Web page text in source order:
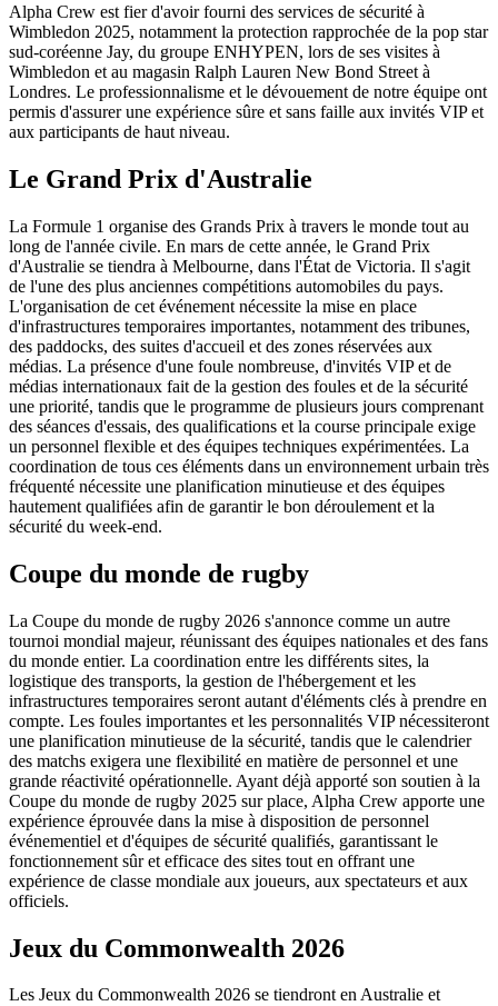
Alpha Crew est fier d'avoir fourni des services de sécurité à
Wimbledon 2025, notamment la protection rapprochée de la pop star
sud-coréenne Jay, du groupe ENHYPEN, lors de ses visites à
Wimbledon et au magasin Ralph Lauren New Bond Street à
Londres. Le professionnalisme et le dévouement de notre équipe ont
permis d'assurer une expérience sûre et sans faille aux invités VIP et
aux participants de haut niveau.
Le Grand Prix d'Australie
La Formule 1 organise des Grands Prix à travers le monde tout au
long de l'année civile. En mars de cette année, le Grand Prix
d'Australie se tiendra à Melbourne, dans l'État de Victoria. Il s'agit
de l'une des plus anciennes compétitions automobiles du pays.
L'organisation de cet événement nécessite la mise en place
d'infrastructures temporaires importantes, notamment des tribunes,
des paddocks, des suites d'accueil et des zones réservées aux
médias. La présence d'une foule nombreuse, d'invités VIP et de
médias internationaux fait de la gestion des foules et de la sécurité
une priorité, tandis que le programme de plusieurs jours comprenant
des séances d'essais, des qualifications et la course principale exige
un personnel flexible et des équipes techniques expérimentées. La
coordination de tous ces éléments dans un environnement urbain très
fréquenté nécessite une planification minutieuse et des équipes
hautement qualifiées afin de garantir le bon déroulement et la
sécurité du week-end.
Coupe du monde de rugby
La Coupe du monde de rugby 2026 s'annonce comme un autre
tournoi mondial majeur, réunissant des équipes nationales et des fans
du monde entier. La coordination entre les différents sites, la
logistique des transports, la gestion de l'hébergement et les
infrastructures temporaires seront autant d'éléments clés à prendre en
compte. Les foules importantes et les personnalités VIP nécessiteront
une planification minutieuse de la sécurité, tandis que le calendrier
des matchs exigera une flexibilité en matière de personnel et une
grande réactivité opérationnelle. Ayant déjà apporté son soutien à la
Coupe du monde de rugby 2025 sur place, Alpha Crew apporte une
expérience éprouvée dans la mise à disposition de personnel
événementiel et d'équipes de sécurité qualifiés, garantissant le
fonctionnement sûr et efficace des sites tout en offrant une
expérience de classe mondiale aux joueurs, aux spectateurs et aux
officiels.
Jeux du Commonwealth 2026
Les Jeux du Commonwealth 2026 se tiendront en Australie et